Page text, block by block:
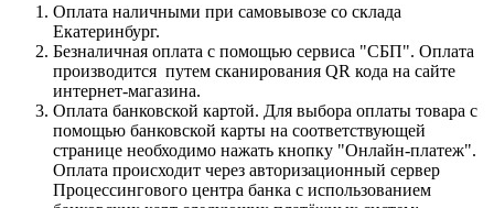
Оплата наличными при самовывозе со склада
Екатеринбург.
Безналичная оплата с помощью сервиса "СБП". Оплата
производится путем сканирования QR кода на сайте
интернет-магазина.
Оплата банковской картой. Для выбора оплаты товара с
помощью банковской карты на соответствующей
странице необходимо нажать кнопку "Онлайн-платеж".
Оплата происходит через авторизационный сервер
Процессингового центра банка с использованием